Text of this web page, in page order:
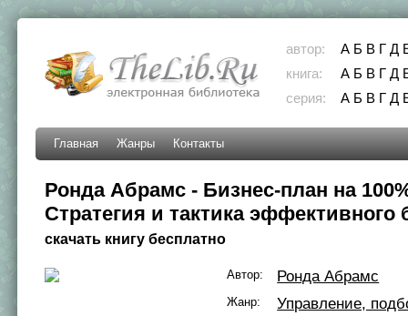
автор: А Б В Г Д
книга:
А Б В Г Д
серия:
А Б В Г Д
Главная Жанры Контакты
Ронда Абрамс - Бизнес-план на
Стратегия и тактика эффективного
скачать книгу бесплатно
Автор: Ронда Абрамс
Жанр:
Управление,